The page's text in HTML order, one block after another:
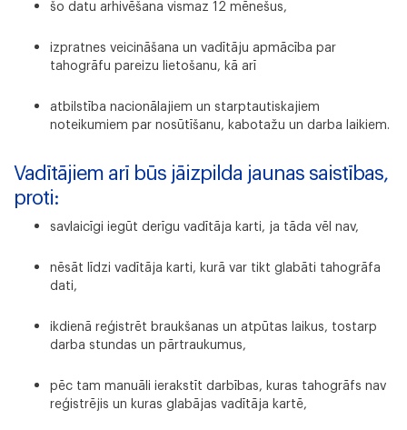
šo datu arhivēšana vismaz 12 mēnešus,
izpratnes veicināšana un vadītāju apmācība par
tahogrāfu pareizu lietošanu, kā arī
atbilstība nacionālajiem un starptautiskajiem
noteikumiem par nosūtīšanu, kabotažu un darba laikiem.
Vadītājiem arī būs jāizpilda jaunas saistības,
proti:
savlaicīgi iegūt derīgu vadītāja karti, ja tāda vēl nav,
nēsāt līdzi vadītāja karti, kurā var tikt glabāti tahogrāfa
dati,
ikdienā reģistrēt braukšanas un atpūtas laikus, tostarp
darba stundas un pārtraukumus,
pēc tam manuāli ierakstīt darbības, kuras tahogrāfs nav
reģistrējis un kuras glabājas vadītāja kartē,